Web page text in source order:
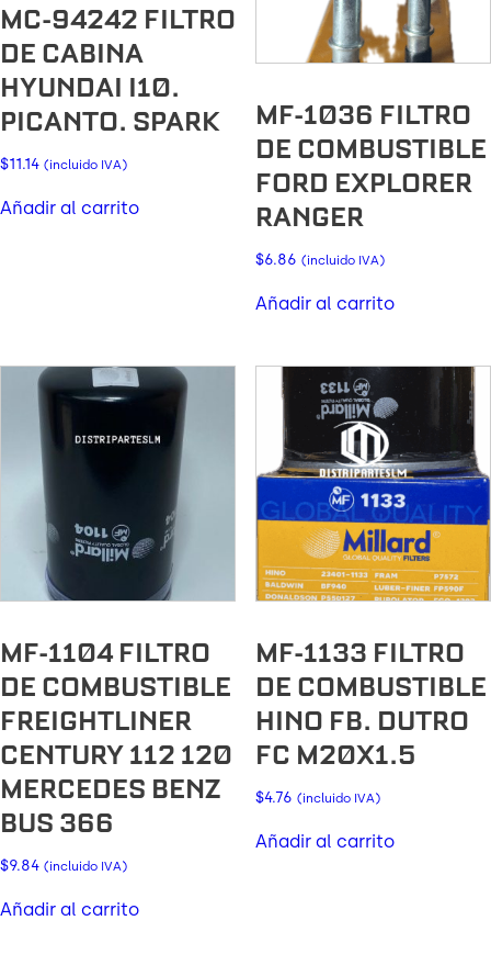
MC-94242 FILTRO
DE CABINA
HYUNDAI I10.
PICANTO. SPARK
$11.14 (incluido IVA)
Añadir al carrito
MF-1036 FILTRO
DE COMBUSTIBLE
FORD EXPLORER
RANGER
$6.86 (incluido IVA)
Añadir al carrito
MF-1104 FILTRO
DE COMBUSTIBLE
FREIGHTLINER
CENTURY 112 120
MERCEDES BENZ
BUS 366
$9.84 (incluido IVA)
Añadir al carrito
MF-1133 FILTRO
DE COMBUSTIBLE
HINO FB. DUTRO
FC M20X1.5
$4.76 (incluido IVA)
Añadir al carrito